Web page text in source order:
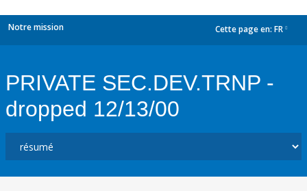
Notre mission Cette page en: FR
PRIVATE SEC.DEV.TRNP -
dropped 12/13/00